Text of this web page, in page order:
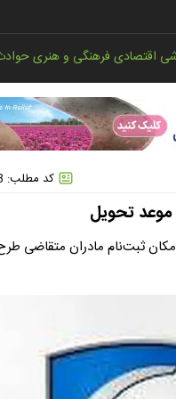
اقتصادیفرهنگی و هنری
کد مطلب: 44458
تحویل
ثبت‌نام مادران متقاضی